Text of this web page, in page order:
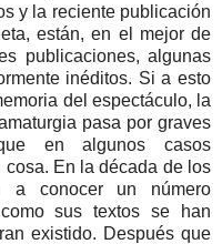
y la reciente publicación
están, en el mejor de
publicaciones, algunas
inéditos. Si a esto
del espectáculo, la
pasa por graves
en algunos casos
En la década de los
a conocer un número
sus textos se han
existido. Después que